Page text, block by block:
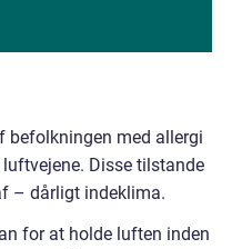
befolkningen med allergi
Disse tilstande
– dårligt indeklima.
for at holde luften inden